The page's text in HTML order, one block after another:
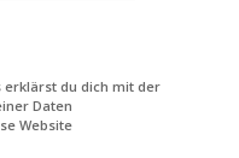
erklärst du dich mit der
Daten
Website